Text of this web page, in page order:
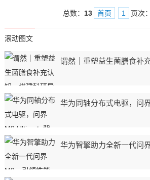
总数： 13 首页 1 页次：
滚动图文
谓然｜重塑益生菌膳食补
华为同轴分布式电驱，问
华为智擎助力全新一代问